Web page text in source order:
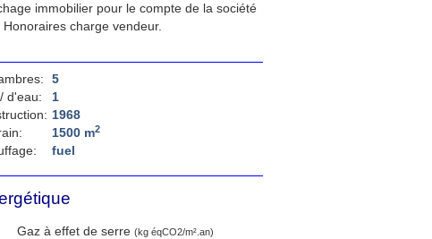
immobilier pour le compte de la société
charge vendeur.
5
d'eau:
1
1968
1500 m2
fuel
Gaz à effet de serre (kg éqCO2/m².an)